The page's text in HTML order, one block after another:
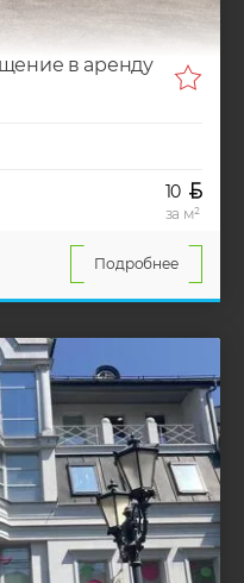
в аренду
10
за м²
Подробнее